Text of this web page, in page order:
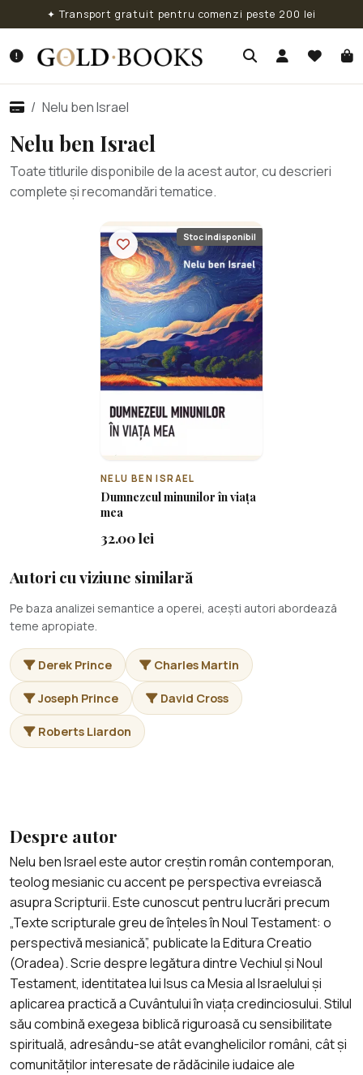
✦ Transport gratuit pentru comenzi peste 200 lei
Nelu ben Israel
Nelu ben Israel
Toate titlurile disponibile de la acest autor, cu descrieri
complete și recomandări tematice.
Stoc indisponibil
NELU BEN ISRAEL
Dumnezeul minunilor în viața
mea
32.00 lei
Autori cu viziune similară
Pe baza analizei semantice a operei, acești autori abordează
teme apropiate.
Derek Prince Charles Martin
Joseph Prince David Cross
Roberts Liardon
Despre autor
Nelu ben Israel este autor creștin român contemporan,
teolog mesianic cu accent pe perspectiva evreiască
asupra Scripturii. Este cunoscut pentru lucrări precum
„Texte scripturale greu de înțeles în Noul Testament: o
perspectivă mesianică”, publicate la Editura Creatio
(Oradea). Scrie despre legătura dintre Vechiul și Noul
Testament, identitatea lui Isus ca Mesia al Israelului și
aplicarea practică a Cuvântului în viața credinciosului. Stilul
său combină exegеза biblică riguroasă cu sensibilitate
spirituală, adresându-se atât evanghelicilor români, cât și
comunităților interesate de rădăcinile iudaice ale